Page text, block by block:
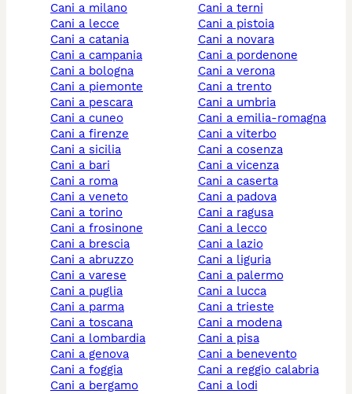
cani a milano
cani a lecce
cani a catania
cani a campania
cani a bologna
cani a piemonte
cani a pescara
cani a cuneo
cani a firenze
cani a sicilia
cani a bari
cani a roma
cani a veneto
cani a torino
cani a frosinone
cani a brescia
cani a abruzzo
cani a varese
cani a puglia
cani a parma
cani a toscana
cani a lombardia
cani a genova
cani a foggia
cani a bergamo
cani a terni
cani a pistoia
cani a novara
cani a pordenone
cani a verona
cani a trento
cani a umbria
cani a emilia-romagna
cani a viterbo
cani a cosenza
cani a vicenza
cani a caserta
cani a padova
cani a ragusa
cani a lecco
cani a lazio
cani a liguria
cani a palermo
cani a lucca
cani a trieste
cani a modena
cani a pisa
cani a benevento
cani a reggio calabria
cani a lodi